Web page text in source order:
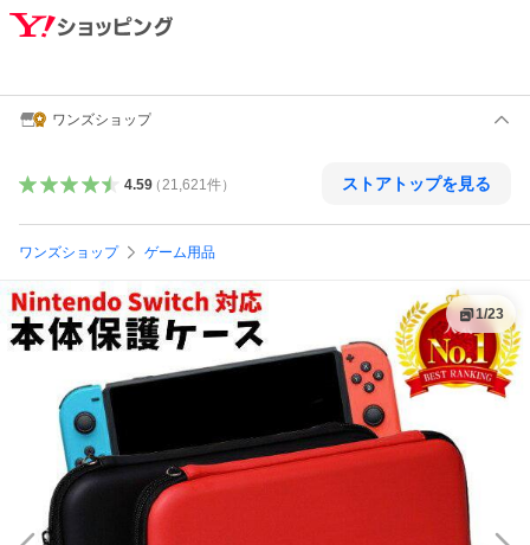
ワンズショップ
4.59（ 21,621件） ストアトップを見る
ワンズショップ ゲーム用品
1/23